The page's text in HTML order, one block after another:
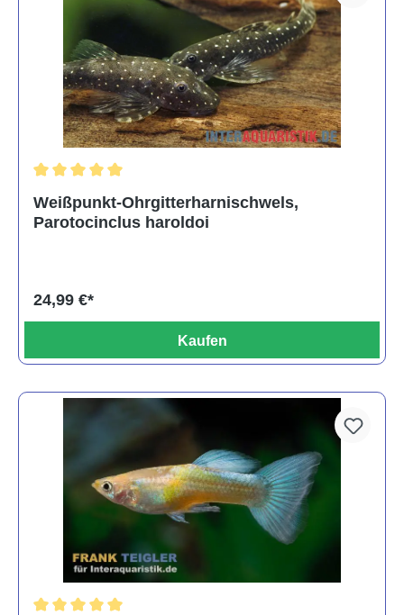
Weißpunkt-Ohrgitterharnischwels,
Parotocinclus haroldoi
24,99 €*
Kaufen